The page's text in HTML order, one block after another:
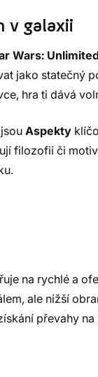
v galaxii
Wars: Unlimited
jako statečný
hra ti dává
jsou Aspekty
filozofii či
na rychlé a
ale nižší
převahy na